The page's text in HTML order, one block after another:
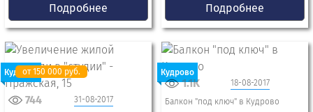
Подробнее Подробнее
Кудровоот 150 000 руб.
31-08-2017
744
Кудрово
18-08-2017
1.1K
Балкон "под ключ" в Кудрово